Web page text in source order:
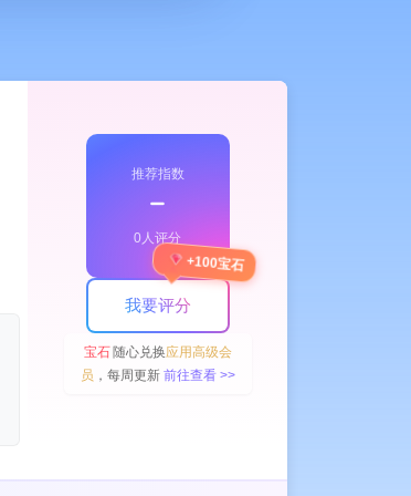
推荐指数
﹣
0人评分
我要评分
+100宝石
宝石随心兑换应用高级会
员 ，每周更新 前往查看 >>